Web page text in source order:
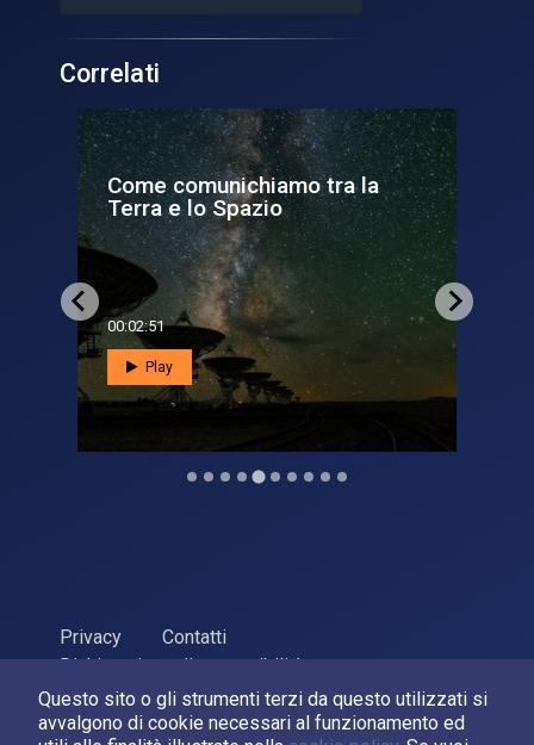
Questo sito o gli strumenti terzi da questo utilizzati si
avvalgono di cookie necessari al funzionamento ed
Correlati
Come comunichiamo tra la
Terra e lo Spazio
00:02:51
Play
Privacy
Contatti
Dichiarazione di accessibilità
ASI Agenzia Spaziale Italiana, 2026. P.Iva 03638121008